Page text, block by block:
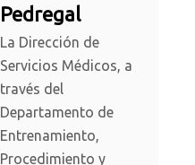
Pedregal
La Dirección de
Servicios Médicos, a
través del
Departamento de
Entrenamiento,
Procedimiento y